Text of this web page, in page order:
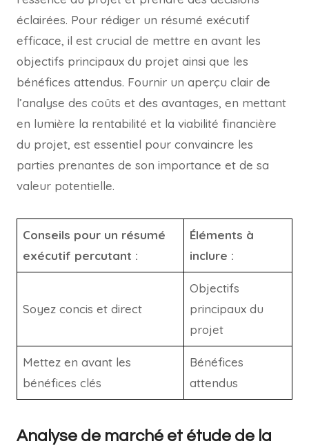
éclairées. Pour rédiger un résumé exécutif
efficace, il est crucial de mettre en avant les
objectifs principaux du projet ainsi que les
bénéfices attendus. Fournir un aperçu clair de
l’analyse des coûts et des avantages, en mettant
en lumière la rentabilité et la viabilité financière
du projet, est essentiel pour convaincre les
parties prenantes de son importance et de sa
valeur potentielle.
Conseils pour un résumé
exécutif percutant :
Éléments à
inclure :
Soyez concis et direct
Objectifs
principaux du
projet
Mettez en avant les
bénéfices clés
Bénéfices
attendus
Analyse de marché et étude de la